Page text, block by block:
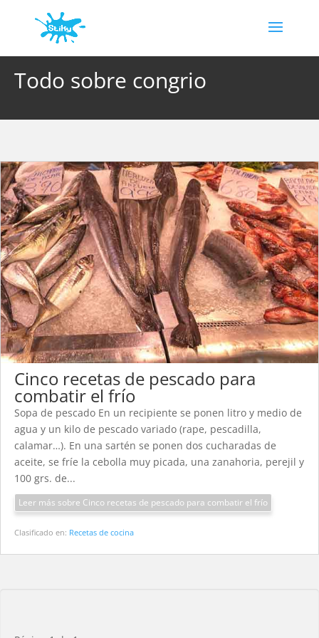
Todo sobre congrio
Cinco recetas de pescado para
combatir el frío
Sopa de pescado En un recipiente se ponen litro y medio de
agua y un kilo de pescado variado (rape, pescadilla,
calamar…). En una sartén se ponen dos cucharadas de
aceite, se fríe la cebolla muy picada, una zanahoria, perejil y
100 grs. de...
Leer más sobre Cinco recetas de pescado para combatir el frío
Clasificado en: Recetas de cocina